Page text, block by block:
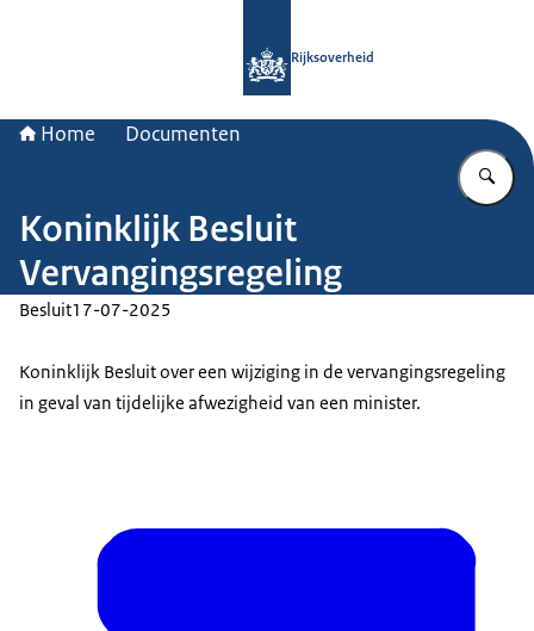
Rijksoverheid
Home Documenten
Koninklijk Besluit
Vervangingsregeling
Besluit17-07-2025
Koninklijk Besluit over een wijziging in de vervangingsregeling
in geval van tijdelijke afwezigheid van een minister.